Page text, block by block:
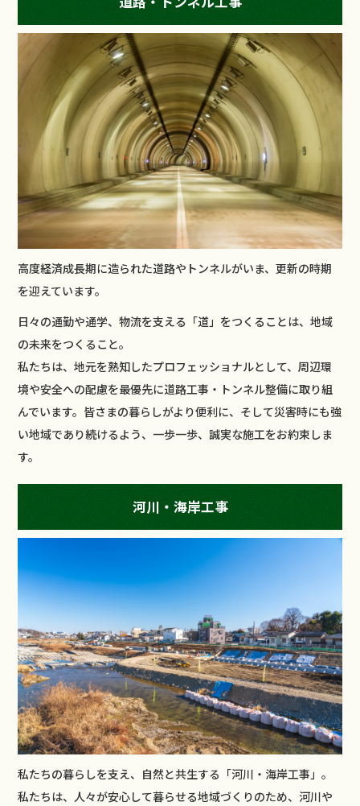
高度経済成長期に造られた道路やトンネルがいま、更新の時期
を迎えています。
日々の通勤や通学、物流を支える「道」をつくることは、地域
の未来をつくること。
私たちは、地元を熟知したプロフェッショナルとして、周辺環
境や安全への配慮を最優先に道路工事・トンネル整備に取り組
んでいます。皆さまの暮らしがより便利に、そして災害時にも強
い地域であり続けるよう、一歩一歩、誠実な施工をお約束しま
す。
河川・海岸工事
私たちの暮らしを支え、自然と共生する「河川・海岸工事」。
私たちは、人々が安心して暮らせる地域づくりのため、河川や